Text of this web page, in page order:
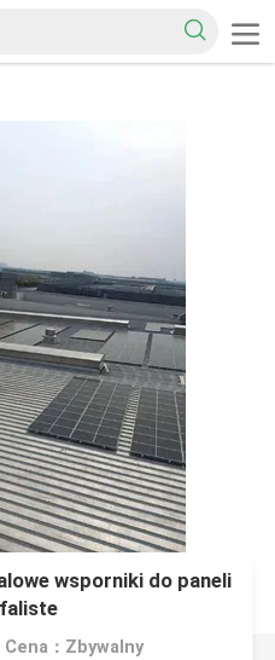
wsporniki do paneli
Cena：Zbywalny